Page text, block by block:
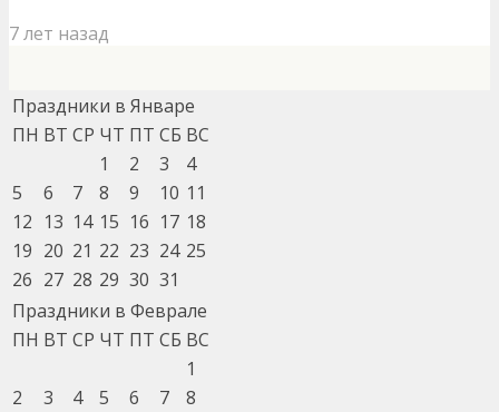
7 лет назад
Праздники в Январе
ПН ВТ СР ЧТ ПТ СБ ВС
1
2 3
4
5
6 7 8 9 10 11
12 13 14 15 16 17 18
19 20 21 22 23 24 25
26 27 28 29 30 31
Праздники в Феврале
ПН ВТ СР ЧТ ПТ СБ ВС
1
2
3 4 5 6 7
8